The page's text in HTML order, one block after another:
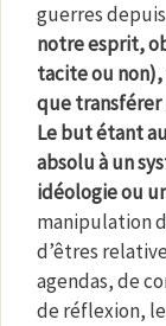
guerres
notre esprit,
tacite ou
que transférer
Le but étant
absolu à un
idéologie ou
manipulation
d’êtres
agendas, de
de réflexion,